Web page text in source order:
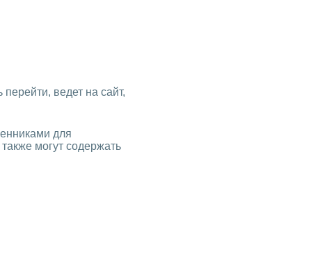
ведет на сайт,
для
могут содержать